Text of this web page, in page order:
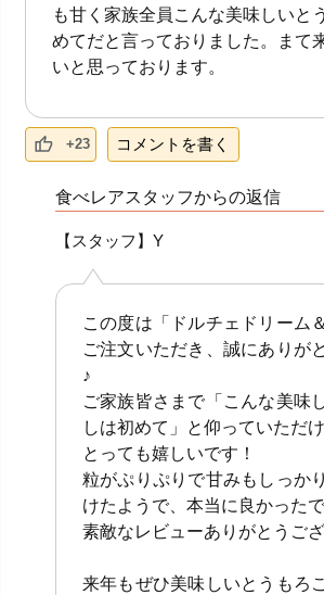
も甘く家族全員こんな美味しいと
めてだと言っておりました。まて
いと思っております。
+23 コメントを書く
食べレアスタッフからの返信
【スタッフ】Y
この度は「ドルチェドリーム
ご注文いただき、誠にありが
♪
ご家族皆さまで「こんな美味
しは初めて」と仰っていただけ
とっても嬉しいです！
粒がぷりぷりで甘みもしっか
けたようで、本当に良かった
素敵なレビューありがとうご
来年もぜひ美味しいとうもろ